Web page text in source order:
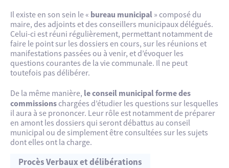
Il existe en son sein le « bureau municipal » composé du
maire, des adjoints et des conseillers municipaux délégués.
Celui-ci est réuni régulièrement, permettant notamment de
faire le point sur les dossiers en cours, sur les réunions et
manifestations passées ou à venir, et d’évoquer les
questions courantes de la vie communale. Il ne peut
toutefois pas délibérer.
De la même manière, le conseil municipal forme des
commissions chargées d’étudier les questions sur lesquelles
il aura à se prononcer. Leur rôle est notamment de préparer
en amont les dossiers qui seront débattus au conseil
municipal ou de simplement être consultées sur les sujets
dont elles ont la charge.
Procès Verbaux et délibérations